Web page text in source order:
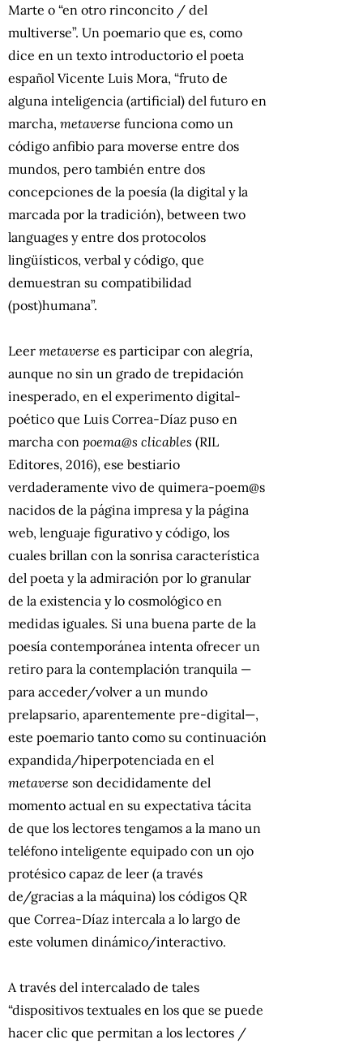
Marte o “en otro rinconcito / del
multiverse”. Un poemario que es, como
dice en un texto introductorio el poeta
español Vicente Luis Mora, “fruto de
alguna inteligencia (artificial) del futuro en
marcha, metaverse funciona como un
código anfibio para moverse entre dos
mundos, pero también entre dos
concepciones de la poesía (la digital y la
marcada por la tradición), between two
languages y entre dos protocolos
lingüísticos, verbal y código, que
demuestran su compatibilidad
(post)humana”.
Leer metaverse es participar con alegría,
aunque no sin un grado de trepidación
inesperado, en el experimento digital-
poético que Luis Correa-Díaz puso en
marcha con poema@s clicables (RIL
Editores, 2016), ese bestiario
verdaderamente vivo de quimera-poem@s
nacidos de la página impresa y la página
web, lenguaje figurativo y código, los
cuales brillan con la sonrisa característica
del poeta y la admiración por lo granular
de la existencia y lo cosmológico en
medidas iguales. Si una buena parte de la
poesía contemporánea intenta ofrecer un
retiro para la contemplación tranquila —
para acceder/volver a un mundo
prelapsario, aparentemente pre-digital—,
este poemario tanto como su continuación
expandida/hiperpotenciada en el
metaverse son decididamente del
momento actual en su expectativa tácita
de que los lectores tengamos a la mano un
teléfono inteligente equipado con un ojo
protésico capaz de leer (a través
de/gracias a la máquina) los códigos QR
que Correa-Díaz intercala a lo largo de
este volumen dinámico/interactivo.
A través del intercalado de tales
“dispositivos textuales en los que se puede
hacer clic que permitan a los lectores /